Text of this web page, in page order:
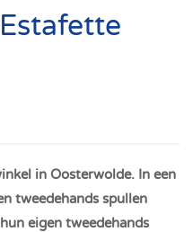
in Oosterwolde. In een
tweedehands spullen
eigen tweedehands